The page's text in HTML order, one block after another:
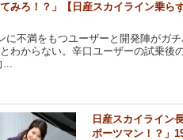
みろ！？」【日産スカイライン乗ら
に不満をもつユーザーと開発陣がガ
わからない。辛口ユーザーの試乗後
日産スカイライン
ポーツマン！？」